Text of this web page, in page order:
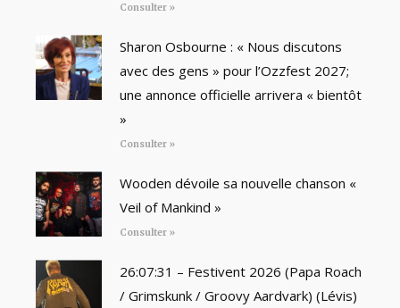
Consulter »
Sharon Osbourne : « Nous discutons
avec des gens » pour l’Ozzfest 2027;
une annonce officielle arrivera « bientôt
»
Consulter »
Wooden dévoile sa nouvelle chanson «
Veil of Mankind »
Consulter »
26:07:31 – Festivent 2026 (Papa Roach
/ Grimskunk / Groovy Aardvark) (Lévis)